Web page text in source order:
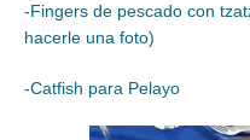
-Fingers de pescado con
hacerle una foto)
-Catfish para Pelayo